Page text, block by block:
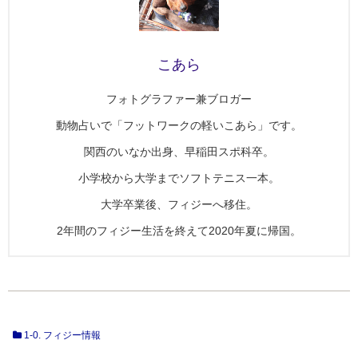
こあら
フォトグラファー兼ブロガー
動物占いで「フットワークの軽いこあら」です。
関西のいなか出身、早稲田スポ科卒。
小学校から大学までソフトテニス一本。
大学卒業後、フィジーへ移住。
2年間のフィジー生活を終えて2020年夏に帰国。
1-0. フィジー情報